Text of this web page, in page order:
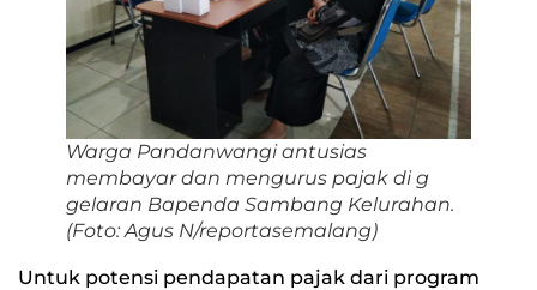
Warga Pandanwangi antusias
membayar dan mengurus pajak di g
gelaran Bapenda Sambang Kelurahan.
(Foto: Agus N/reportasemalang)
Untuk potensi pendapatan pajak dari program